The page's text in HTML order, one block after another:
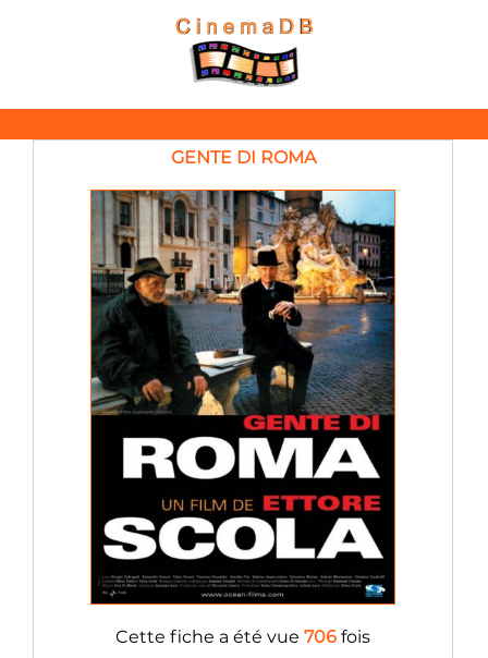
GENTE DI ROMA
Cette fiche a été vue 706 fois